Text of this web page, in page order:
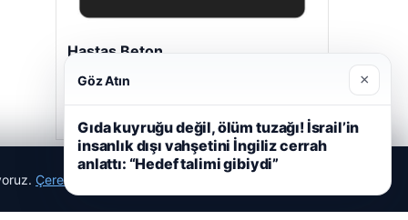
Hastaş Beton
26/05/2026
Çerez Politikamız
Göz Atın ×
Gıda kuyruğu değil, ölüm tuzağı! İsrail’in
insanlık dışı vahşetini İngiliz cerrah
anlattı: “Hedef talimi gibiydi”